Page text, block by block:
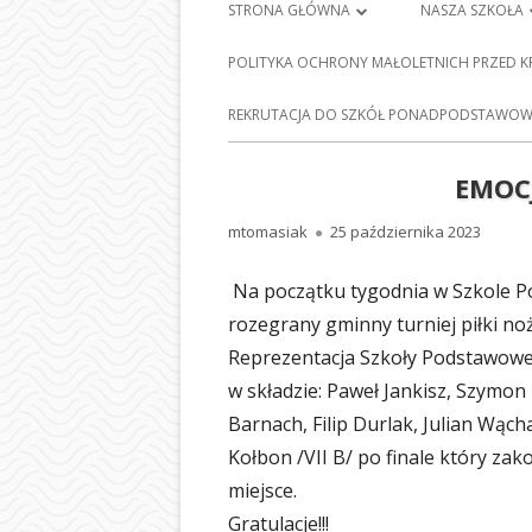
Menu
główne
STRONA GŁÓWNA
PLAN LEKCJI
DZIENNIK ELEKTRONICZNY E-
NASZA SZKOŁA
HISTORIA
BARCICACH
ODDZIAŁY
SEKRETARIAT
RADA
POLITYKA OCHRONY MAŁOLETNICH PRZED
REKRUTACJA DO SZKÓŁ
Autor
mtomasiak Opublikowano
25 października 2023
Na początku tygodnia w Szkole
rozegrany gminny turniej piłki
Reprezentacja Szkoły
w składzie: Paweł Jankisz,
Barnach, Filip Durlak, Julian
Kołbon /VII B/ po finale który
miejsce.
Gratulacje!!!